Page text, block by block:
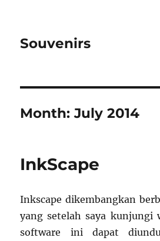
Souvenirs
Month:July 2014
InkScape
Inkscape dikembangkan
yang setelah saya kunjungi
software ini dapat